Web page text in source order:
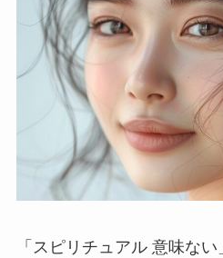
「スピリチュアル 意味な